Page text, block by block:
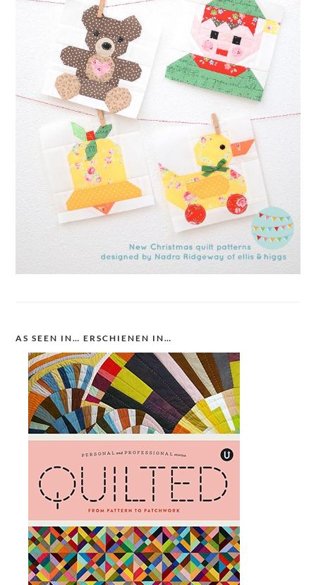
AS SEEN IN… ERSCHIENEN IN…